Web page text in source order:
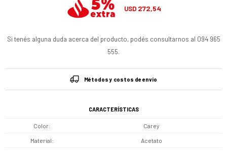
USD 272,54
Si tenés alguna duda acerca del producto, podés consultarnos al 094 965
555.
Métodos y costos de envío
CARACTERÍSTICAS
Color Carey
Material Acetato